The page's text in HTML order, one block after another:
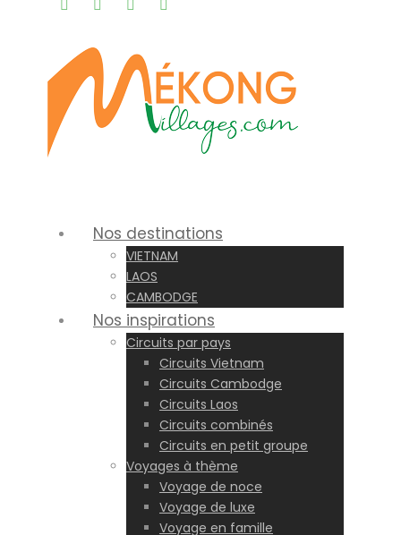
Nos destinations
VIETNAM
LAOS
CAMBODGE
Nos inspirations
Circuits par pays
Circuits Vietnam
Circuits Cambodge
Circuits Laos
Circuits combinés
Circuits en petit groupe
Voyages à thème
Voyage de noce
Voyage de luxe
Voyage en famille